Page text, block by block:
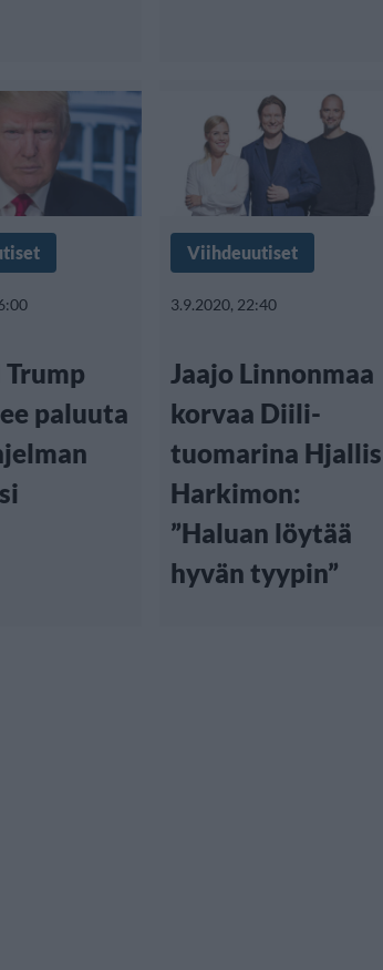
paluuta
Viihdeuutiset
3.9.2020, 22:40
Jaajo Linnonmaa
korvaa Diili-
tuomarina Hjallis
Harkimon:
”Haluan löytää
hyvän tyypin”